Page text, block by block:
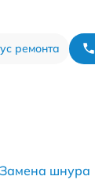
ремонта
Замена шнура